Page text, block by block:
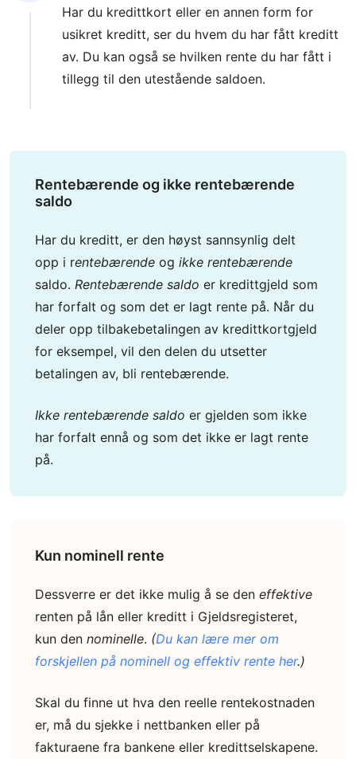
Har du kredittkort eller en annen form for
usikret kreditt, ser du hvem du har fått kreditt
av. Du kan også se hvilken rente du har fått i
tillegg til den utestående saldoen.
Rentebærende og ikke rentebærende
saldo
Har du kreditt, er den høyst sannsynlig delt
opp i rentebærende og ikke rentebærende
saldo. Rentebærende saldo er kredittgjeld som
har forfalt og som det er lagt rente på. Når du
deler opp tilbakebetalingen av kredittkortgjeld
for eksempel, vil den delen du utsetter
betalingen av, bli rentebærende.
Ikke rentebærende saldo er gjelden som ikke
har forfalt ennå og som det ikke er lagt rente
på.
Kun nominell rente
Dessverre er det ikke mulig å se den effektive
renten på lån eller kreditt i Gjeldsregisteret,
kun den nominelle. (Du kan lære mer om
forskjellen på nominell og effektiv rente her.)
Skal du finne ut hva den reelle rentekostnaden
er, må du sjekke i nettbanken eller på
fakturaene fra bankene eller kredittselskapene.